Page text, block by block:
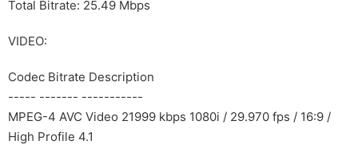
Total Bitrate: 25.49 Mbps
VIDEO:
Codec Bitrate Description
----- ------- -----------
MPEG-4 AVC Video 21999 kbps 1080i / 29.970 fps / 16:9 /
High Profile 4.1